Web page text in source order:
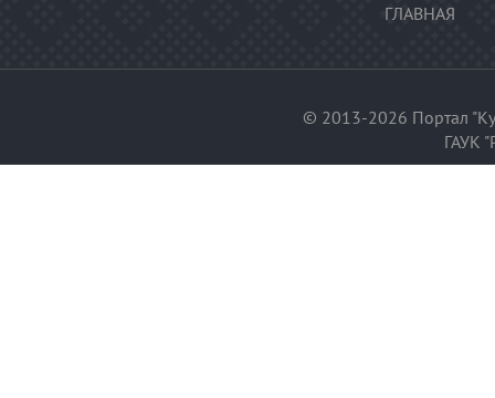
ГЛАВНАЯ
© 2013-2026 Портал
ГАУК